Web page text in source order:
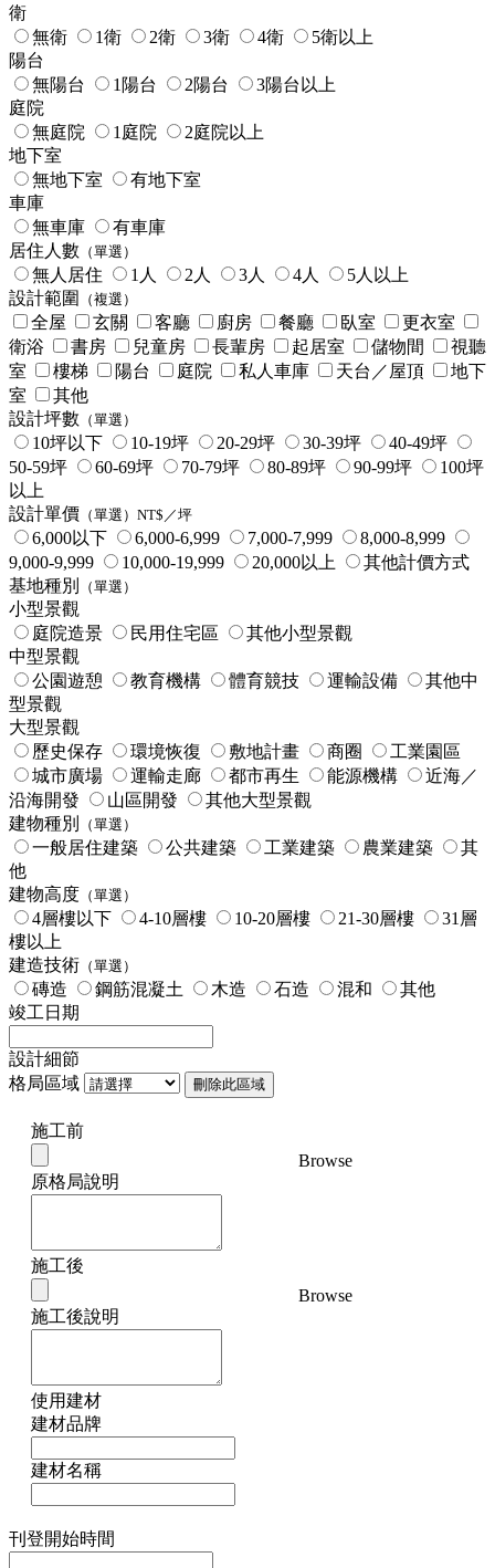
衛
無衛
1衛 2衛 3衛 4衛
5衛以上
陽台
無陽台
1陽台 2陽台
3陽台以上
庭院
無庭院
1庭院
2庭院以上
地下室
無地下室
有地下室
車庫
無車庫
有車庫
居住人數 （單選）
無人居住 1人 2人 3人 4人
5人以上
設計範圍
（複選）
全屋 玄關 客廳 廚房 餐廳 臥室
更衣室
衛浴
書房 兒童房 長輩房 起居室 儲物間
視聽
室
樓梯 陽台 庭院 私人車庫 天台／屋頂
地下
室
其他
設計坪數 （單選）
10坪以下 10-19坪 20-29坪 30-39坪
40-49坪
50-59坪
60-69坪 70-79坪 80-89坪 90-99坪
100坪
以上
設計單價 （單選）NT$／坪
6,000以下 6,000-6,999 7,000-7,999
8,000-8,999
9,000-9,999
10,000-19,999 20,000以上
其他計價方式
基地種別
（單選）
小型景觀
庭院造景
民用住宅區
其他小型景觀
中型景觀
公園遊憩
教育機構 體育競技 運輸設備
其他中
型景觀
大型景觀
歷史保存
環境恢復 敷地計畫 商圈
工業園區
城市廣場
運輸走廊 都市再生 能源機構
近海／
沿海開發
山區開發
其他大型景觀
建物種別
（單選）
一般居住建築 公共建築 工業建築 農業建築
其
他
建物高度 （單選）
4層樓以下 4-10層樓 10-20層樓 21-30層樓
31層
樓以上
建造技術 （單選）
磚造 鋼筋混凝土 木造 石造 混和
其他
竣工日期
設計細節
格局區域
刪除此區域
施工前
Browse
原格局說明
施工後
Browse
施工後說明
使用建材
建材品牌
建材名稱
刊登開始時間